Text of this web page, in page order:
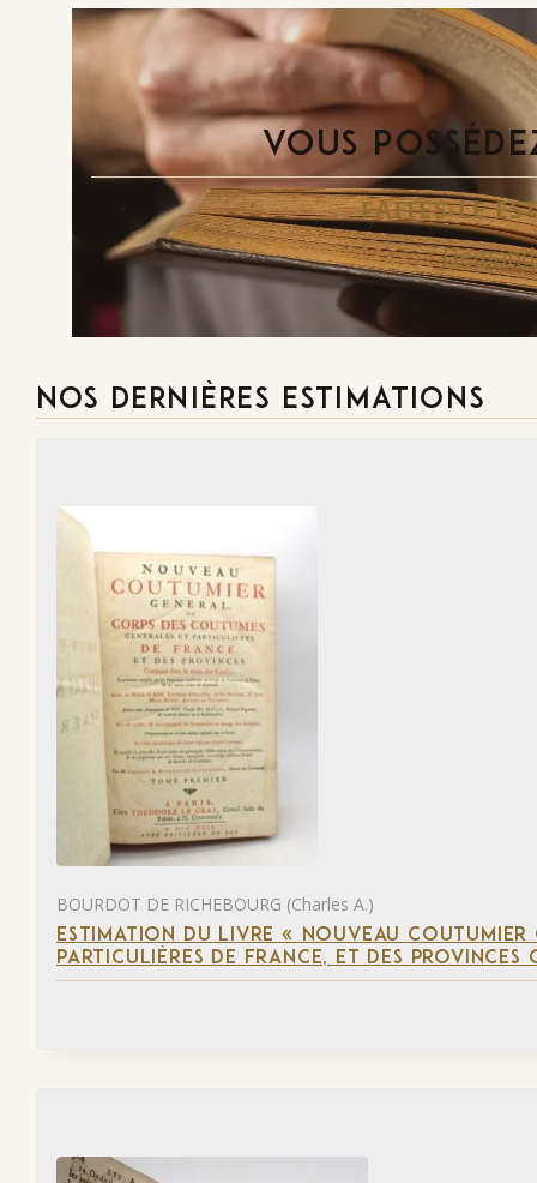
VOUS
FAITES-LE
NOS DERNIÈRES ESTIMATIONS
BOURDOT DE RICHEBOURG (Charles A.)
ESTIMATION DU LIVRE « NOUVEAU COUTUMIER
PARTICULIÈRES DE FRANCE, ET DES